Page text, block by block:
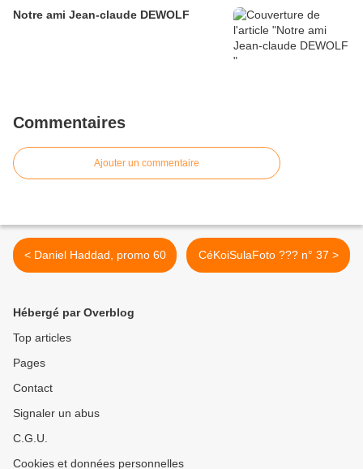
Notre ami Jean-claude DEWOLF
Commentaires
Ajouter un commentaire
< Daniel Haddad, promo 60 CéKoiSulaFoto ??? n° 37 >
Hébergé par Overblog
Top articles
Pages
Contact
Signaler un abus
C.G.U.
Cookies et données personnelles